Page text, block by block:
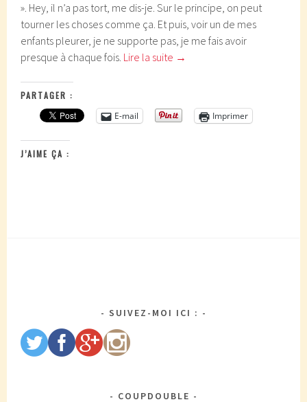
». Hey, il n’a pas tort, me dis-je. Sur le principe, on peut
tourner les choses comme ça. Et puis, voir un de mes
enfants pleurer, je ne supporte pas, je me fais avoir
presque à chaque fois. Lire la suite →
PARTAGER :
E-mail
Imprimer
J’AIME ÇA :
SUIVEZ-MOI ICI :
COUPDOUBLE